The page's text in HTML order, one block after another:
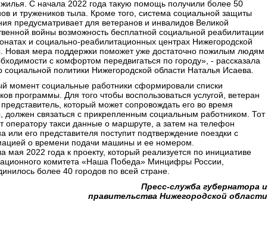
С начала 2022 года такую помощь получили более 50
и тружеников тыла. Кроме того, система социальной защиты
предусматривает для ветеранов и инвалидов Великой
войны возможность бесплатной социальной реабилитации
и социально-реабилитационных центрах Нижегородской
Новая мера поддержки поможет уже достаточно пожилым людям
с комфортом передвигаться по городу», - рассказала
социальной политики Нижегородской области Наталья Исаева.
момент социальные работники сформировали списки
программы. Для того чтобы воспользоваться услугой, ветеран
представитель, который может сопровождать его во время
должен связаться с прикрепленным социальным работником. Тот
оператору такси данные о маршруте, а затем на телефон
или его представителя поступит подтверждение поездки с
о времени подачи машины и ее номером.
мая 2022 года к проекту, который реализуется по инициативе
комитета «Наша Победа» Минцифры России,
более 40 городов по всей стране.
Пресс-служба губернатора и
правительства Нижегородской области